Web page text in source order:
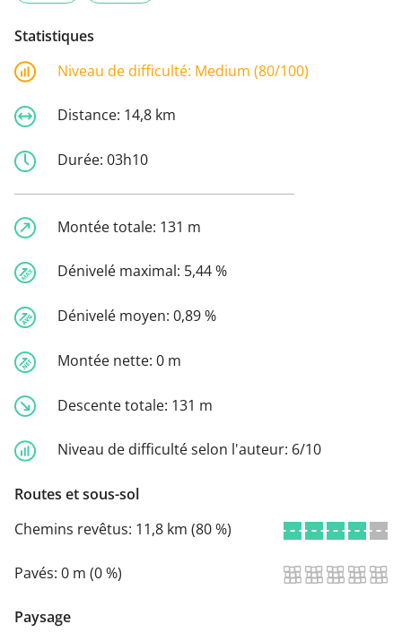
Statistiques
Niveau de difficulté: Medium (80/100)
Distance: 14,8 km
Durée: 03h10
Montée totale: 131 m
Dénivelé maximal: 5,44 %
Dénivelé moyen: 0,89 %
Montée nette: 0 m
Descente totale: 131 m
Niveau de difficulté selon l'auteur: 6/10
Routes et sous-sol
Chemins revêtus: 11,8 km (80 %)
Pavés: 0 m (0 %)
Paysage